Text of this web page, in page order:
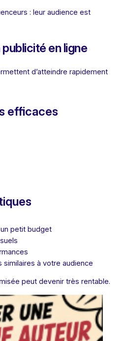
: leur audience est
en ligne
d’atteindre rapidement
efficaces
petit budget
similaires à votre audience
peut devenir très rentable.